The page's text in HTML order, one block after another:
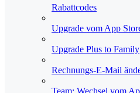
Rabattcodes
Upgrade vom App
Upgrade Plus to Family
Rechnungs-E-Mail